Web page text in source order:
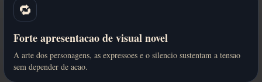
🔁
Forte apresentacao de visual novel
A arte dos personagens, as expressoes e o silencio sustentam a tensao
sem depender de acao.